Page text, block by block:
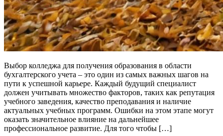
Выбор колледжа для получения образования в области
бухгалтерского учета – это один из самых важных шагов на
пути к успешной карьере. Каждый будущий специалист
должен учитывать множество факторов, таких как репутация
учебного заведения, качество преподавания и наличие
актуальных учебных программ. Ошибки на этом этапе могут
оказать значительное влияние на дальнейшее
профессиональное развитие. Для того чтобы […]